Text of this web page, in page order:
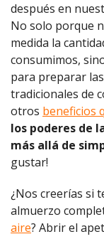
después en
No solo porque
medida la
consumimos,
para preparar
tradicionales de
otros beneficios
los poderes de
más allá de
gustar!
¿Nos creerías si
almuerzo
aire? Abrir el